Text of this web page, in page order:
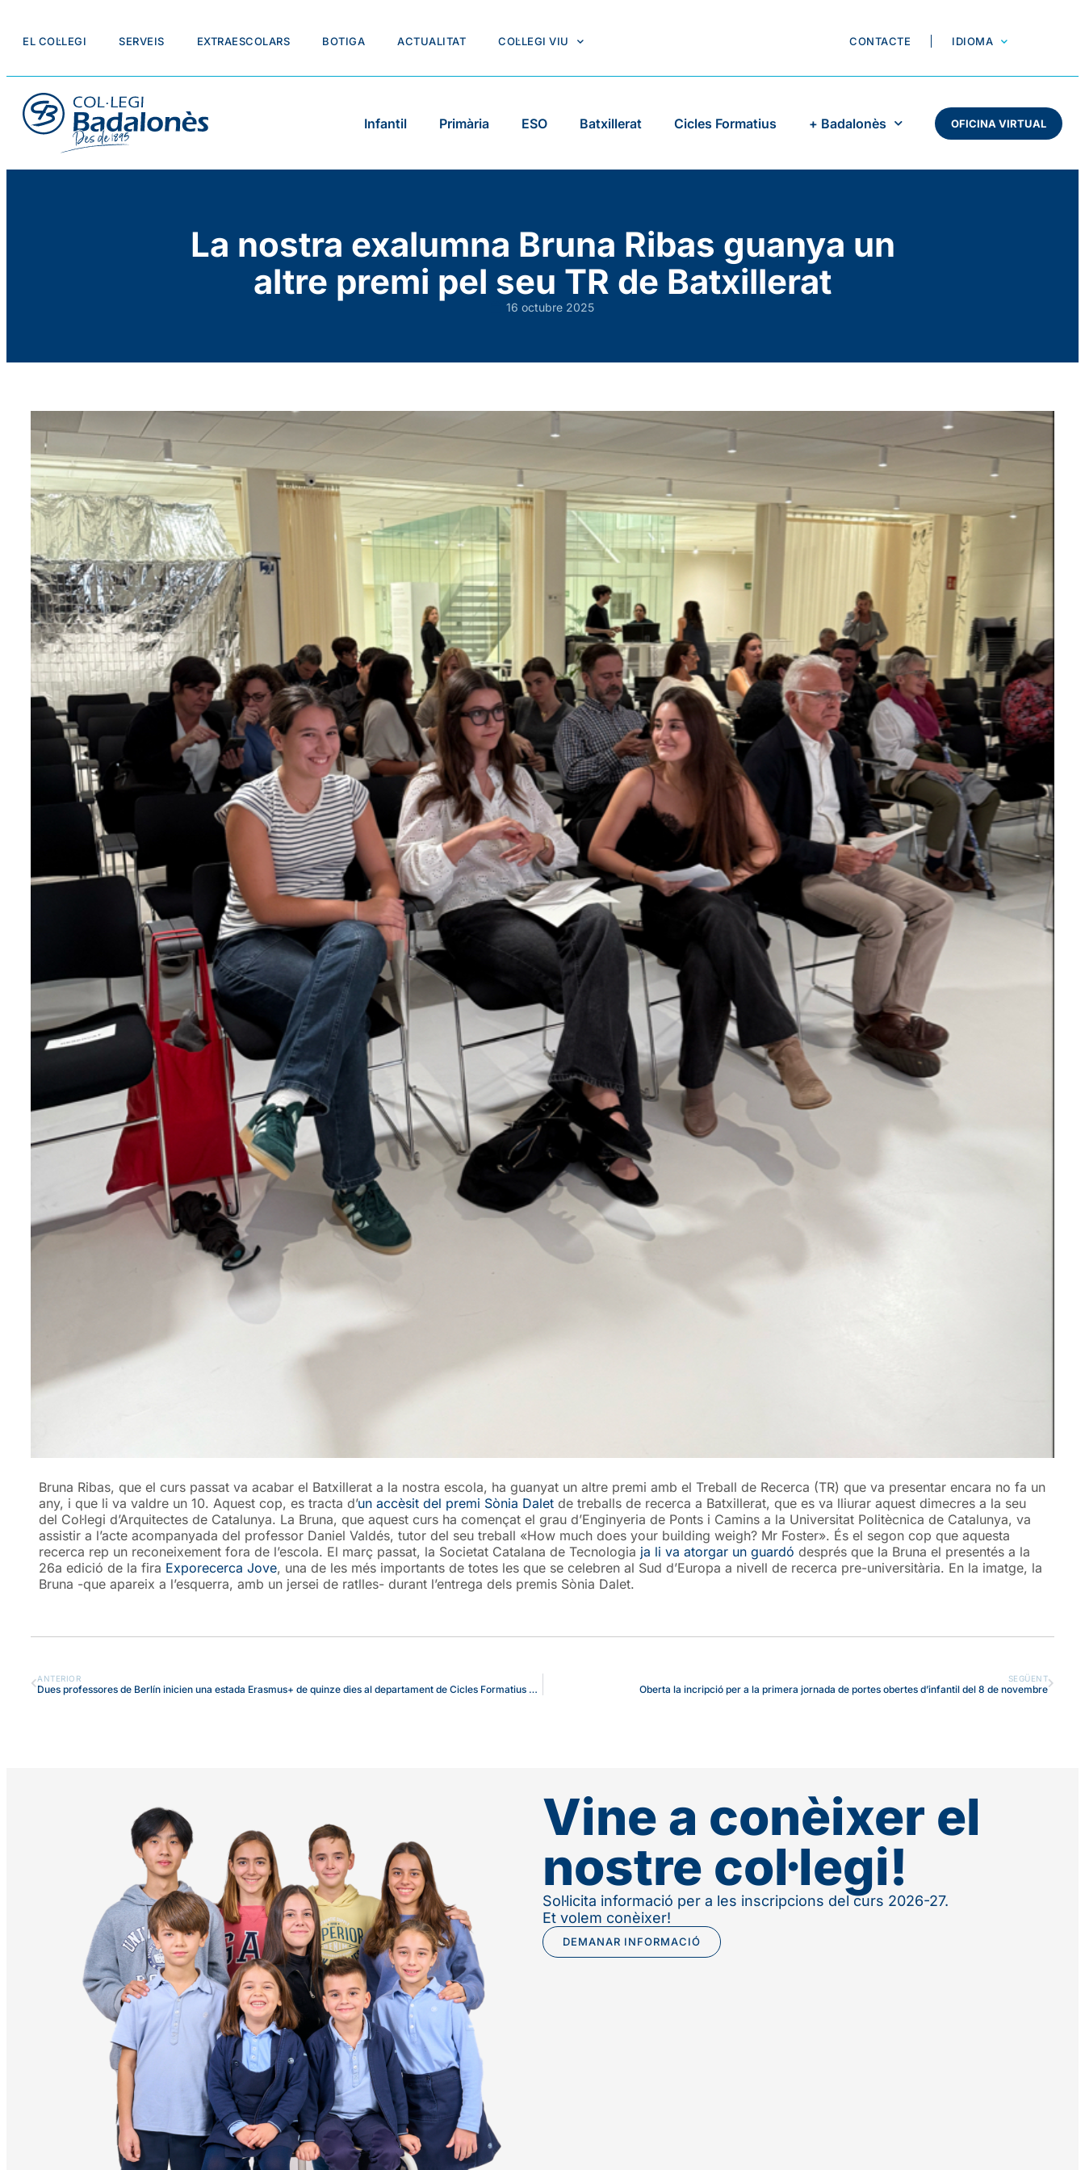
EL COL·LEGI SERVEIS EXTRAESCOLARS BOTIGA ACTUALITAT COL·LEGI VIU CONTACTE IDIOMA
Infantil Primària ESO Batxillerat Cicles Formatius + Badalonès OFICINA VIRTUAL
La nostra exalumna Bruna Ribas guanya un
altre premi pel seu TR de Batxillerat
16 octubre 2025
Bruna Ribas, que el curs passat va acabar el Batxillerat a la nostra escola, ha guanyat un altre premi amb el Treball de Recerca (TR) que va presentar encara no fa un
any, i que li va valdre un 10. Aquest cop, es tracta d’un accèsit del premi Sònia Dalet de treballs de recerca a Batxillerat, que es va lliurar aquest dimecres a la seu
del Col·legi d’Arquitectes de Catalunya. La Bruna, que aquest curs ha començat el grau d’Enginyeria de Ponts i Camins a la Universitat Politècnica de Catalunya, va
assistir a l’acte acompanyada del professor Daniel Valdés, tutor del seu treball «How much does your building weigh? Mr Foster». És el segon cop que aquesta
recerca rep un reconeixement fora de l’escola. El març passat, la Societat Catalana de Tecnologia ja li va atorgar un guardó després que la Bruna el presentés a la
26a edició de la fira Exporecerca Jove, una de les més importants de totes les que se celebren al Sud d’Europa a nivell de recerca pre-universitària. En la imatge, la
Bruna -que apareix a l’esquerra, amb un jersei de ratlles- durant l’entrega dels premis Sònia Dalet.
ANTERIOR
Dues professores de Berlín inicien una estada Erasmus+ de quinze dies al departament de Cicles Formatius del col·legi
SEGÜENT
Oberta la incripció per a la primera jornada de portes obertes d’infantil del 8 de novembre
Vine a conèixer el
nostre col·legi!
Sol·licita informació per a les inscripcions del curs 2026-27.
Et volem conèixer!
DEMANAR INFORMACIÓ